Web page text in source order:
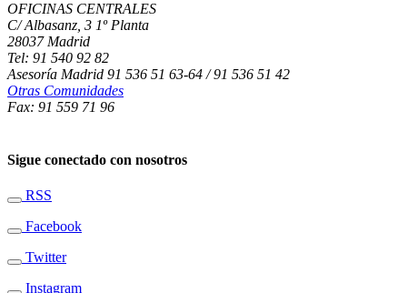
OFICINAS CENTRALES
C/ Albasanz, 3 1º Planta
28037 Madrid
Tel: 91 540 92 82
Asesoría Madrid 91 536 51 63-64 / 91 536 51 42
Otras Comunidades
Fax: 91 559 71 96
Sigue conectado con nosotros
RSS
Facebook
Twitter
Instagram